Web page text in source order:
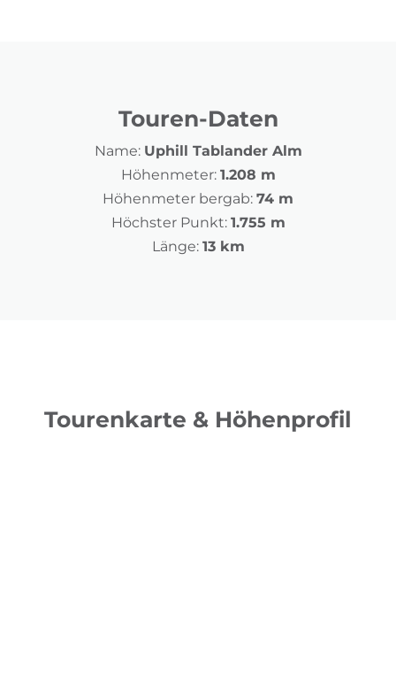
Touren-Daten
Name: Uphill Tablander Alm
Höhenmeter: 1.208 m
Höhenmeter bergab: 74 m
Höchster Punkt: 1.755 m
Länge: 13 km
Tourenkarte & Höhenprofil